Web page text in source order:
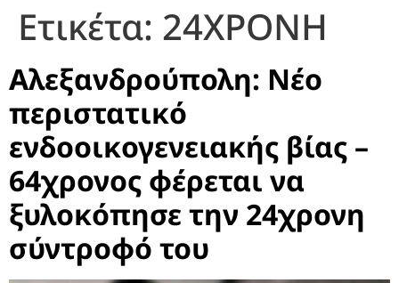
Ετικέτα: 24ΧΡΟΝΗ
Αλεξανδρούπολη: Νέο
περιστατικό
ενδοοικογενειακής βίας –
64χρονος φέρεται να
ξυλοκόπησε την 24χρονη
σύντροφό του